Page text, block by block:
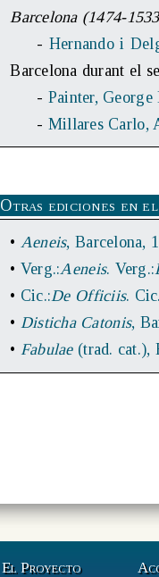
Barcelona (1474-
- Hernando i
Barcelona durant el
- Painter, George
- Millares Carlo,
Otras ediciones en
• Aeneis, Barcelona,
• Verg.:Aeneis. Verg.:
• Cic.:De Officiis.
• Disticha Catonis,
• Fabulae(trad. cat.),
El Proyecto